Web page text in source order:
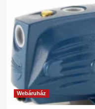
Webáruház